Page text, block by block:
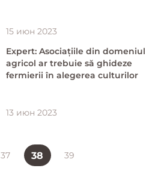
15 июн 2023
Expert: Asociațiile din domeniul
agricol ar trebuie să ghideze
fermierii în alegerea culturilor
13 июн 2023
37 38 39